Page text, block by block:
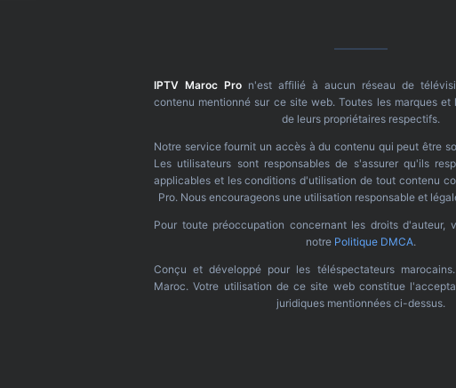
IPTV Maroc Pro n'est affilié à aucun réseau de
contenu mentionné sur ce site web. Toutes les marques et
de leurs propriétaires respectifs.
Notre service fournit un accès à du contenu qui peut être
Les utilisateurs sont responsables de s'assurer qu'ils
applicables et les conditions d'utilisation de tout contenu
Pro. Nous encourageons une utilisation responsable et
Pour toute préoccupation concernant les droits d'auteur,
notre Politique DMCA.
Conçu et développé pour les téléspectateurs
Maroc. Votre utilisation de ce site web constitue
juridiques mentionnées ci-dessus.